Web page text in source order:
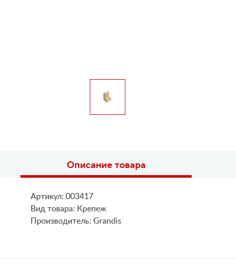
Описание товара
Артикул: 003417
Вид товара: Крепеж
Производитель: Grandis